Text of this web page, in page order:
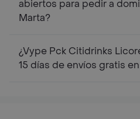
abiertos para pedir a
Marta?
¿Vype Pck Citidrinks
15 días de envíos gratis